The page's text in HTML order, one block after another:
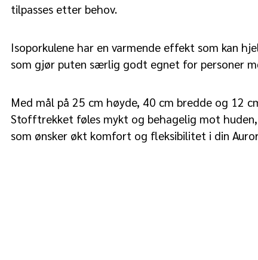
tilpasses etter behov.
Isoporkulene har en varmende effekt som kan
som gjør puten særlig godt egnet for personer
Med mål på 25 cm høyde, 40 cm bredde og 12
Stofftrekket føles mykt og behagelig mot
som ønsker økt komfort og fleksibilitet i din